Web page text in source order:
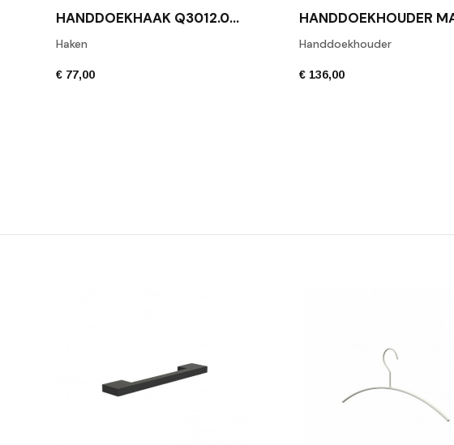
HANDDOEKHAAK Q3012.036.76 WIT (PAAR)
Haken
€ 77,00
Handdoekhouder
€ 136,00